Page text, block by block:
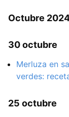
Octubre
30 octubre
Merluza en
verdes:
25 octubre